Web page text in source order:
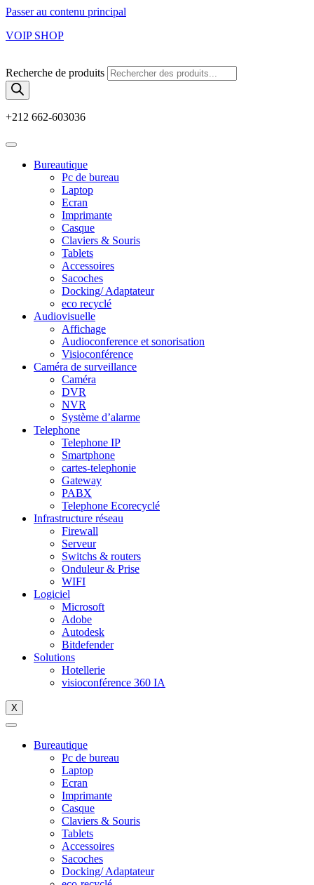
Passer au contenu principal
VOIP SHOP
Recherche de produits
+212 662-603036
Bureautique
Pc de bureau
Laptop
Ecran
Imprimante
Casque
Claviers & Souris
Tablets
Accessoires
Sacoches
Docking/ Adaptateur
eco recyclé
Audiovisuelle
Affichage
Audioconference et sonorisation
Visioconférence
Caméra de surveillance
Caméra
DVR
NVR
Système d’alarme
Telephone
Telephone IP
Smartphone
cartes-telephonie
Gateway
PABX
Telephone Ecorecyclé
Infrastructure réseau
Firewall
Serveur
Switchs & routers
Onduleur & Prise
WIFI
Logiciel
Microsoft
Adobe
Autodesk
Bitdefender
Solutions
Hotellerie
visioconférence 360 IA
X
Bureautique
Pc de bureau
Laptop
Ecran
Imprimante
Casque
Claviers & Souris
Tablets
Accessoires
Sacoches
Docking/ Adaptateur